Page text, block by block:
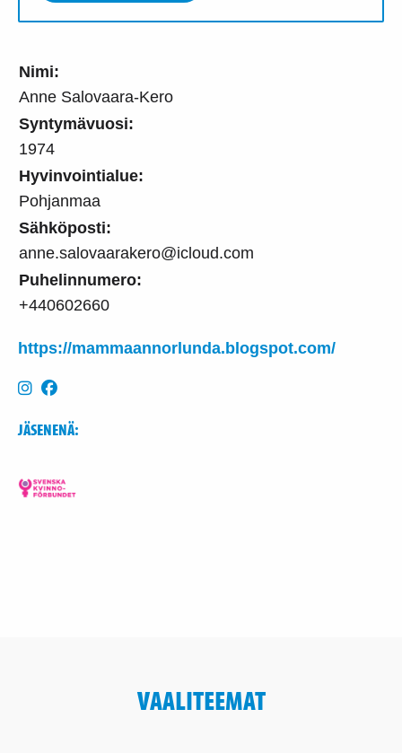
Nimi:
Anne Salovaara-Kero
Syntymävuosi:
1974
Hyvinvointialue:
Pohjanmaa
Sähköposti:
anne.salovaarakero@icloud.com
Puhelinnumero:
+440602660
https://mammaannorlunda.blogspot.com/
JÄSENENÄ:
VAALITEEMAT